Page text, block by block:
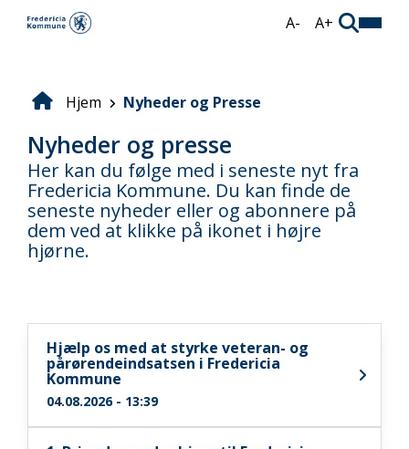
A- A+
Brødkrumme
Hjem Nyheder og Presse
Nyheder og presse
Her kan du følge med i seneste nyt fra
Fredericia Kommune. Du kan finde de
seneste nyheder eller og abonnere på
dem ved at klikke på ikonet i højre
hjørne.
Hjælp os med at styrke veteran- og
pårørendeindsatsen i Fredericia
Kommune
04.08.2026 - 13:39